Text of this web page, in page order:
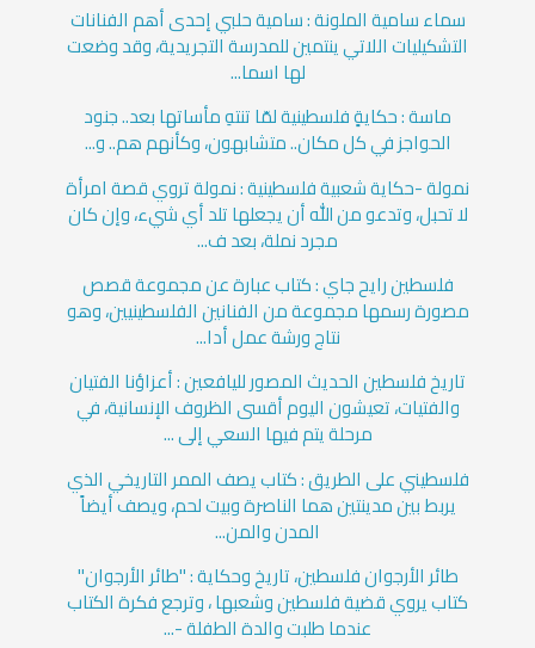
سماء سامية الملونة : سامية حلبي إحدى أهم الفنانات
التشكيليات اللاتي ينتمين للمدرسة التجريدية، وقد وضعت
لها اسما...
ماسة : حكايةٍ فلسطينية لمّا تنتهِ مأساتها بعد.. جنود
الحواجز في كل مكان.. متشابهون، وكأنهم هم.. و...
نمولة -حكاية شعبية فلسطينية : نمولة تروي قصة امرأة
لا تحبل، وتدعو من الله أن يجعلها تلد أي شيء، وإن كان
مجرد نملة، بعد ف...
فلسطين رايح جاي : كتاب عبارة عن مجموعة قصص
مصورة رسمها مجموعة من الفنانين الفلسطينيين، وهو
نتاج ورشة عمل أدا...
تاريخ فلسطين الحديث المصور لليافعين : أعزاؤنا الفتيان
والفتيات، تعيشون اليوم أقسى الظروف الإنسانية، في
مرحلة يتم فيها السعي إلى ...
فلسطيني على الطريق : كتاب يصف الممر التاريخي الذي
يربط بين مدينتين هما الناصرة وبيت لحم، ويصف أيضاً
المدن والمن...
طائر الأرجوان ‏فلسطين، تاريخ وحكاية : "طائر الأرجوان"
كتاب يروي قضية فلسطين وشعبها ، وترجع فكرة الكتاب
عندما طلبت والدة الطفلة -...